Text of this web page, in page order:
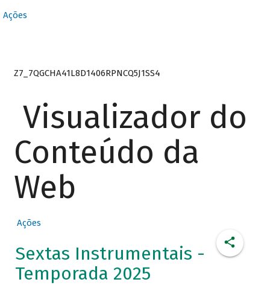
Ações
Z7_7QGCHA41L8D1406RPNCQ5J1SS4
Visualizador do
Conteúdo da
Web
Ações
Sextas Instrumentais -
Temporada 2025